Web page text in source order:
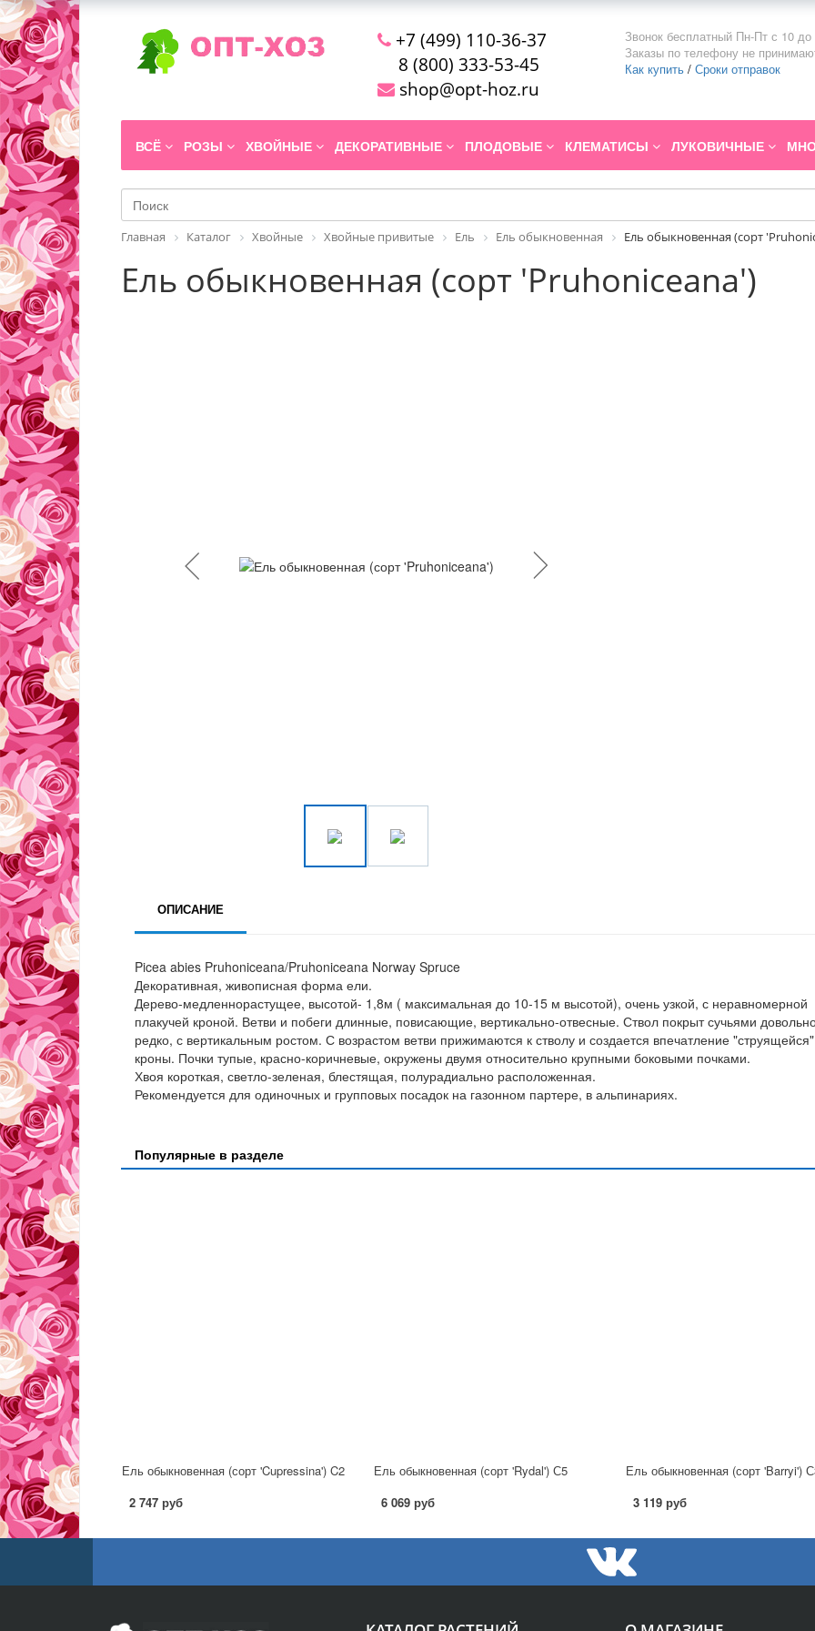
+7 (499) 110-36-37
8 (800) 333-53-45
shop@opt-hoz.ru
Звонок бесплатный Пн-Пт с 10 до
Заказы по телефону не
Как купить / Сроки отправок
ВСЁ РОЗЫ ХВОЙНЫЕ ДЕКОРАТИВНЫЕ ПЛОДОВЫЕ КЛЕМАТИСЫ ЛУКОВИЧНЫЕ
Главная Каталог Хвойные Хвойные привитые Ель Ель обыкновенная Ель обыкновенная (сорт
Ель обыкновенная (сорт 'Pruhoniceana')
ОПИСАНИЕ
Picea abies Pruhoniceana/Pruhoniceana Norway Spruce
Декоративная, живописная форма ели.
Дерево-медленнорастущее, высотой- 1,8м ( максимальная до 10-15 м высотой), очень узкой, с неравномерной
плакучей кроной. Ветви и побеги длинные, повисающие, вертикально-отвесные. Ствол покрыт сучьями
редко, с вертикальным ростом. С возрастом ветви прижимаются к стволу и создается впечатление "струящейся"
кроны. Почки тупые, красно-коричневые, окружены двумя относительно крупными боковыми почками.
Хвоя короткая, светло-зеленая, блестящая, полурадиально расположенная.
Рекомендуется для одиночных и групповых посадок на газонном партере, в альпинариях.
Популярные в разделе
Ель обыкновенная (сорт 'Cupressina') C2
2 747 руб
Ель обыкновенная (сорт 'Rydal') С5
6 069 руб
Ель обыкновенная (сорт 'Barryi')
3 119 руб